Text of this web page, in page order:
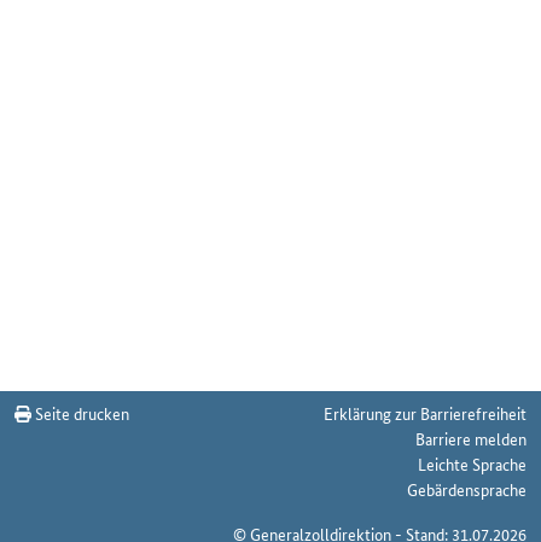
Seite drucken
Erklärung zur Barrierefreiheit
Barriere melden
Leichte Sprache
Gebärdensprache
© Generalzolldirektion - Stand: 31.07.2026